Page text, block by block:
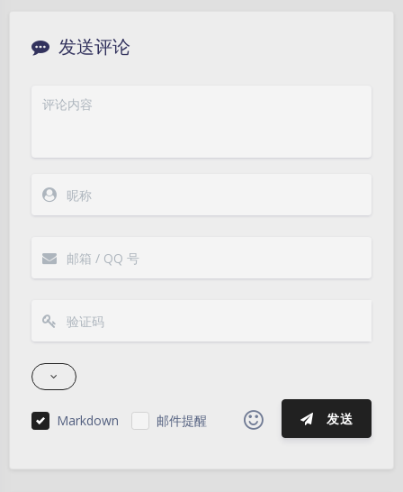
发送评论
Markdown 邮件提醒 发送
|´・ω・)ノ ヾ(≧∇≦*)ゝ (☆ω☆)